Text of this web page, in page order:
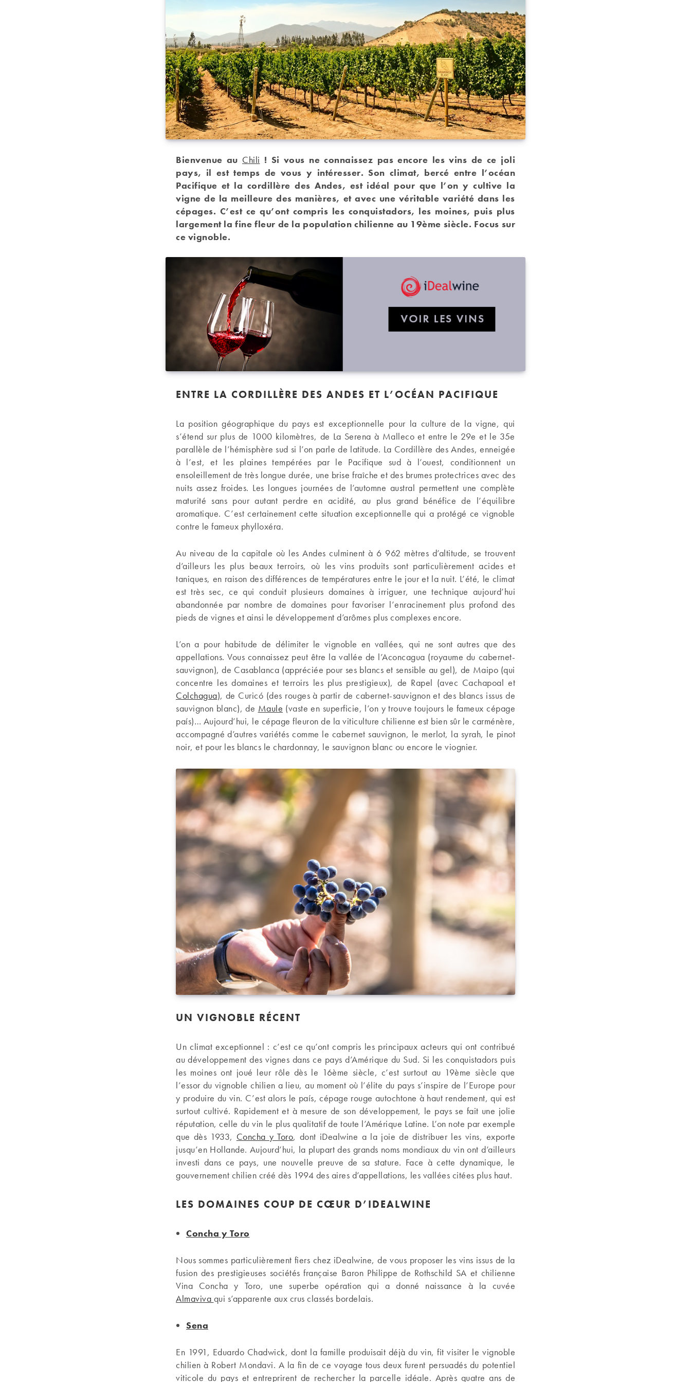
Bienvenue au Chili ! Si vous ne connaissez pas encore les vins de ce joli
pays, il est temps de vous y intéresser. Son climat, bercé entre l’océan
Pacifique et la cordillère des Andes, est idéal pour que l’on y cultive la
vigne de la meilleure des manières, et avec une véritable variété dans les
cépages. C’est ce qu’ont compris les conquistadors, les moines, puis plus
largement la fine fleur de la population chilienne au 19ème siècle. Focus sur
ce vignoble.
ENTRE LA CORDILLÈRE DES ANDES ET L’OCÉAN PACIFIQUE
La position géographique du pays est exceptionnelle pour la culture de la vigne, qui
s’étend sur plus de 1000 kilomètres, de La Serena à Malleco et entre le 29e et le 35e
parallèle de l’hémisphère sud si l’on parle de latitude. La Cordillère des Andes, enneigée
à l’est, et les plaines tempérées par le Pacifique sud à l’ouest, conditionnent un
ensoleillement de très longue durée, une brise fraîche et des brumes protectrices avec des
nuits assez froides. Les longues journées de l’automne austral permettent une complète
maturité sans pour autant perdre en acidité, au plus grand bénéfice de l’équilibre
aromatique. C’est certainement cette situation exceptionnelle qui a protégé ce vignoble
contre le fameux phylloxéra.
Au niveau de la capitale où les Andes culminent à 6 962 mètres d’altitude, se trouvent
d’ailleurs les plus beaux terroirs, où les vins produits sont particulièrement acides et
taniques, en raison des différences de températures entre le jour et la nuit. L’été, le climat
est très sec, ce qui conduit plusieurs domaines à irriguer, une technique aujourd’hui
abandonnée par nombre de domaines pour favoriser l’enracinement plus profond des
pieds de vignes et ainsi le développement d’arômes plus complexes encore.
L’on a pour habitude de délimiter le vignoble en vallées, qui ne sont autres que des
appellations. Vous connaissez peut être la vallée de l’Aconcagua (royaume du cabernet-
sauvignon), de Casablanca (appréciée pour ses blancs et sensible au gel), de Maipo (qui
concentre les domaines et terroirs les plus prestigieux), de Rapel (avec Cachapoal et
Colchagua), de Curicó (des rouges à partir de cabernet-sauvignon et des blancs issus de
sauvignon blanc), de Maule (vaste en superficie, l’on y trouve toujours le fameux cépage
país)… Aujourd’hui, le cépage fleuron de la viticulture chilienne est bien sûr le carménère,
accompagné d’autres variétés comme le cabernet sauvignon, le merlot, la syrah, le pinot
noir, et pour les blancs le chardonnay, le sauvignon blanc ou encore le viognier.
UN VIGNOBLE RÉCENT
Un climat exceptionnel : c’est ce qu’ont compris les principaux acteurs qui ont contribué
au développement des vignes dans ce pays d’Amérique du Sud. Si les conquistadors puis
les moines ont joué leur rôle dès le 16ème siècle, c’est surtout au 19ème siècle que
l’essor du vignoble chilien a lieu, au moment où l’élite du pays s’inspire de l’Europe pour
y produire du vin. C’est alors le país, cépage rouge autochtone à haut rendement, qui est
surtout cultivé. Rapidement et à mesure de son développement, le pays se fait une jolie
réputation, celle du vin le plus qualitatif de toute l’Amérique Latine. L’on note par exemple
que dès 1933, Concha y Toro, dont iDealwine a la joie de distribuer les vins, exporte
jusqu’en Hollande. Aujourd’hui, la plupart des grands noms mondiaux du vin ont d’ailleurs
investi dans ce pays, une nouvelle preuve de sa stature. Face à cette dynamique, le
gouvernement chilien créé dès 1994 des aires d’appellations, les vallées citées plus haut.
LES DOMAINES COUP DE CŒUR D’IDEALWINE
Concha y Toro
Nous sommes particulièrement fiers chez iDealwine, de vous proposer les vins issus de la
fusion des prestigieuses sociétés française Baron Philippe de Rothschild SA et chilienne
Vina Concha y Toro, une superbe opération qui a donné naissance à la cuvée
Almaviva qui s’apparente aux crus classés bordelais.
Sena
En 1991, Eduardo Chadwick, dont la famille produisait déjà du vin, fit visiter le vignoble
chilien à Robert Mondavi. A la fin de ce voyage tous deux furent persuadés du potentiel
viticole du pays et entreprirent de rechercher la parcelle idéale. Après quatre ans de